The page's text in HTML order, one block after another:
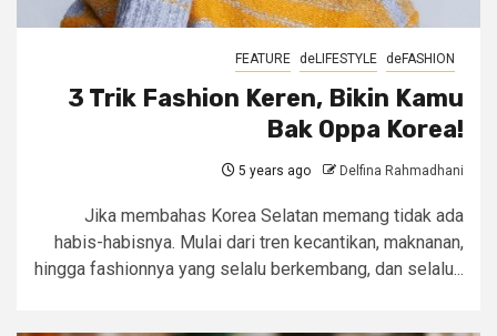
FEATURE deLIFESTYLE deFASHION
3 Trik Fashion Keren, Bikin Kamu
Bak Oppa Korea!
5 years ago Delfina Rahmadhani
Jika membahas Korea Selatan memang tidak ada
habis-habisnya. Mulai dari tren kecantikan, maknanan,
hingga fashionnya yang selalu berkembang, dan selalu...